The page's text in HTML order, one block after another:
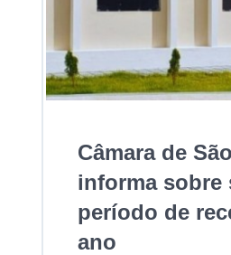
Câmara de
informa sobre
período de
ano